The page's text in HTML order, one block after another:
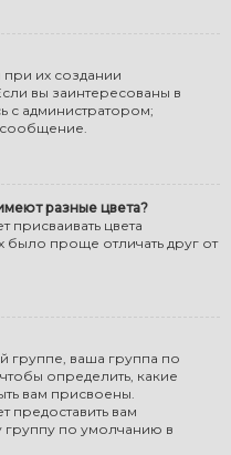
их создании
вы заинтересованы в
с администратором;
сообщение.
разные цвета?
цвета
было проще отличать друг от
группе, ваша группа по
определить, какие
вам присвоены.
вам
по умолчанию в